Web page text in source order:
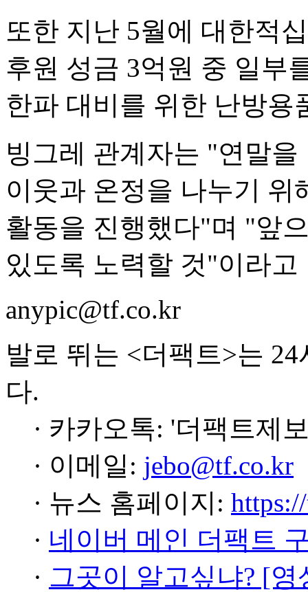
또한 지난 5월에 대한적
후원 성금 3억원 중 일부
한파 대비를 위한 난방용
빙그레 관계자는 "연말
이웃과 온정을 나누기
활동을 진행했다"며 "앞
있도록 노력할 것"이라고
anypic@tf.co.kr
발로 뛰는 <더팩트>는
다.
· 카카오톡: '더팩트제
· 이메일: jebo@tf.co.kr
· 뉴스 홈페이지:
· 네이버 메인 더팩트
· 그곳이 알고싶냐? [